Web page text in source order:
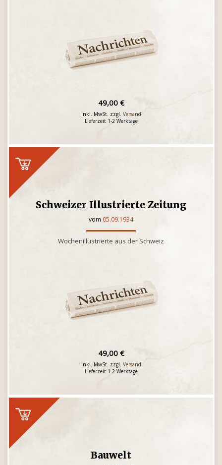
49,00 €
inkl. MwSt. zzgl. Versand
Lieferzeit 1-2 Werktage
Schweizer Illustrierte Zeitung
vom 05.09.1934
Wochenillustrierte aus der Schweiz
49,00 €
inkl. MwSt. zzgl. Versand
Lieferzeit 1-2 Werktage
Bauwelt